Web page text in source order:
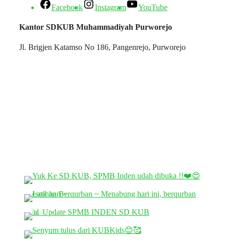
Facebook Instagram YouTube
Kantor SDKUB Muhammadiyah Purworejo
Jl. Brigjen Katamso No 186, Pangenrejo, Purworejo